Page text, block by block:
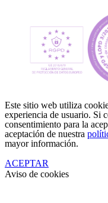
Este sitio web utiliza
experiencia de usuario. Si
consentimiento para la
aceptación de nuestra
mayor información.
ACEPTAR
Aviso de cookies